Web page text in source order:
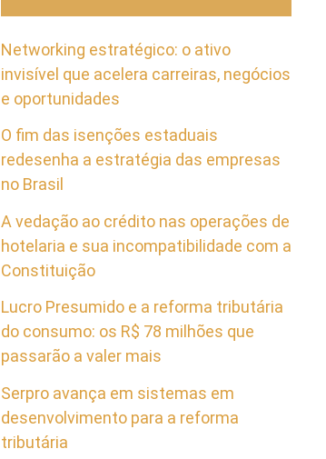
Networking estratégico: o ativo
invisível que acelera carreiras, negócios
e oportunidades
O fim das isenções estaduais
redesenha a estratégia das empresas
no Brasil
A vedação ao crédito nas operações de
hotelaria e sua incompatibilidade com a
Constituição
Lucro Presumido e a reforma tributária
do consumo: os R$ 78 milhões que
passarão a valer mais
Serpro avança em sistemas em
desenvolvimento para a reforma
tributária